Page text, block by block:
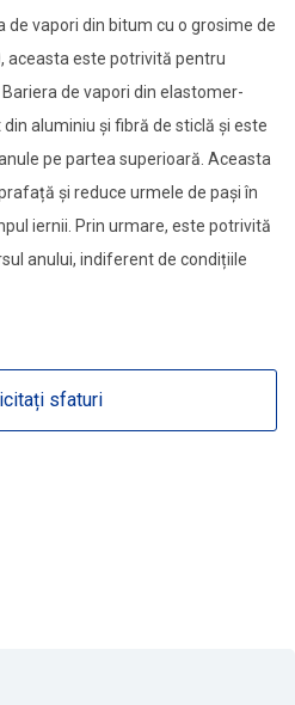
de vapori din bitum cu o grosime de
aceasta este potrivită pentru
de vapori din elastomer-
aluminiu și fibră de sticlă și este
pe partea superioară. Aceasta
și reduce urmele de pași în
iernii. Prin urmare, este potrivită
anului, indiferent de condițiile
sfaturi